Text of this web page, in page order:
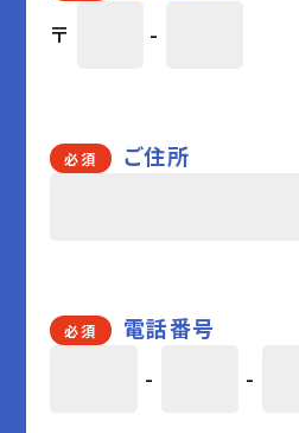
〒
-
必須 ご住所
必須
電話番号
-
-